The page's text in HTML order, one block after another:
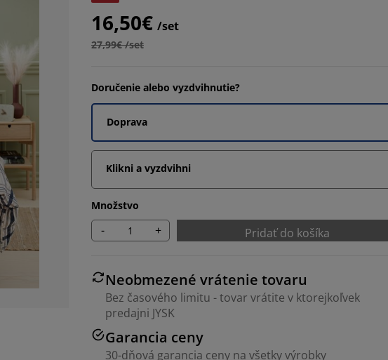
16,50€ /set
27,99€ /set
Doručenie alebo vyzdvihnutie?
Doprava
Klikni a vyzdvihni
Množstvo
- + Pridať do košíka
Neobmezené vrátenie tovaru
Bez časového limitu - tovar vrátite v ktorejkoľvek
predajni JYSK
Garancia ceny
30-dňová garancia ceny na všetky výrobky
5.555555555555555%